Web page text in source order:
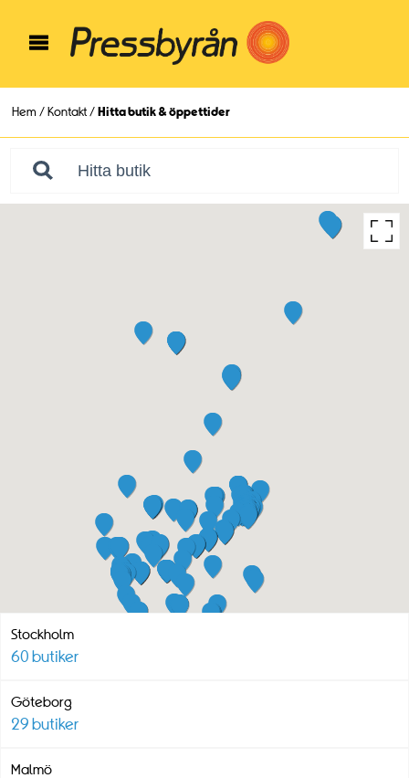
Hem / Kontakt / Hitta butik & öppettider
Stockholm
60 butiker
Göteborg
29 butiker
Malmö